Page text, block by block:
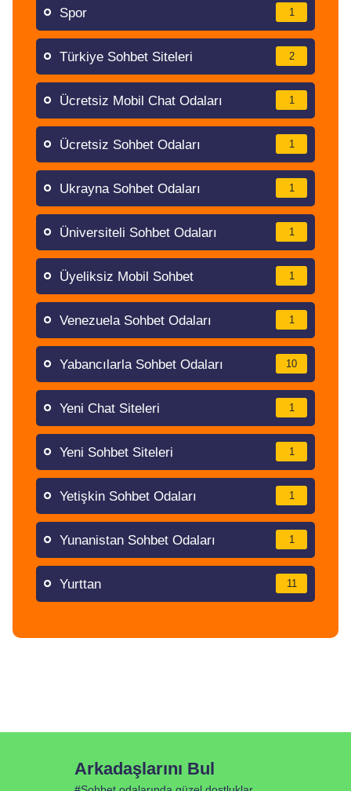
Spor 1
Türkiye Sohbet Siteleri 2
Ücretsiz Mobil Chat Odaları 1
Ücretsiz Sohbet Odaları 1
Ukrayna Sohbet Odaları 1
Üniversiteli Sohbet Odaları 1
Üyeliksiz Mobil Sohbet 1
Venezuela Sohbet Odaları 1
Yabancılarla Sohbet Odaları 10
Yeni Chat Siteleri 1
Yeni Sohbet Siteleri 1
Yetişkin Sohbet Odaları 1
Yunanistan Sohbet Odaları 1
Yurttan 11
Arkadaşlarını Bul